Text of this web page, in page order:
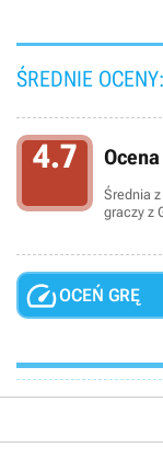
ŚREDNIE OCENY:
4.7 Ocena
Średnia z
graczy z
OCEŃ GRĘ